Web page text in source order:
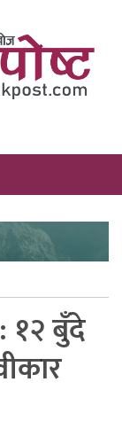
१२ बुँदे